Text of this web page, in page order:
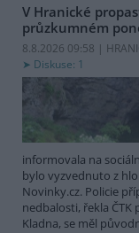
V Hranické
průzkumném
8.8.2026 09:58 |
Diskuse: 1
informovala na
bylo vyzvednuto z
Novinky.cz. Policie
nedbalosti, řekla ČTK
Kladna, se měl